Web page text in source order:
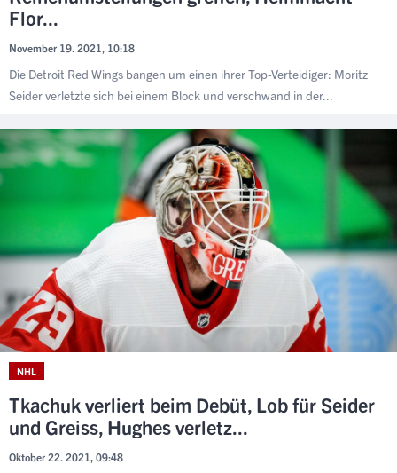
Flor...
November 19. 2021, 10:18
Die Detroit Red Wings bangen um einen ihrer Top-Verteidiger: Moritz
Seider verletzte sich bei einem Block und verschwand in der...
NHL
Tkachuk verliert beim Debüt, Lob für Seider
und Greiss, Hughes verletz...
Oktober 22. 2021, 09:48